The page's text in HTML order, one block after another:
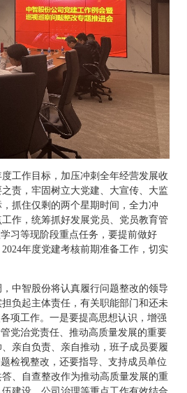
工作目标，加压冲刺全年经营发展收
责，牢固树立大党建、大宣传、大监
抓住仅剩的两个星期时间，全力冲
作，统筹抓好发展党员、党员教育管
习等现阶段重点任务，要提前做好
年度党建考核前期准备工作，切实
中智股份将认真履行问题整改的领导
负起主体责任，有关职能部门和还未
项工作。一是要提高思想认识，增强
党治党责任、推动高质量发展的重要
亲自负责、亲自推动，班子成员要履
检视整改，还要指导、支持成员单位
、自查整改作为推动高质量发展的重